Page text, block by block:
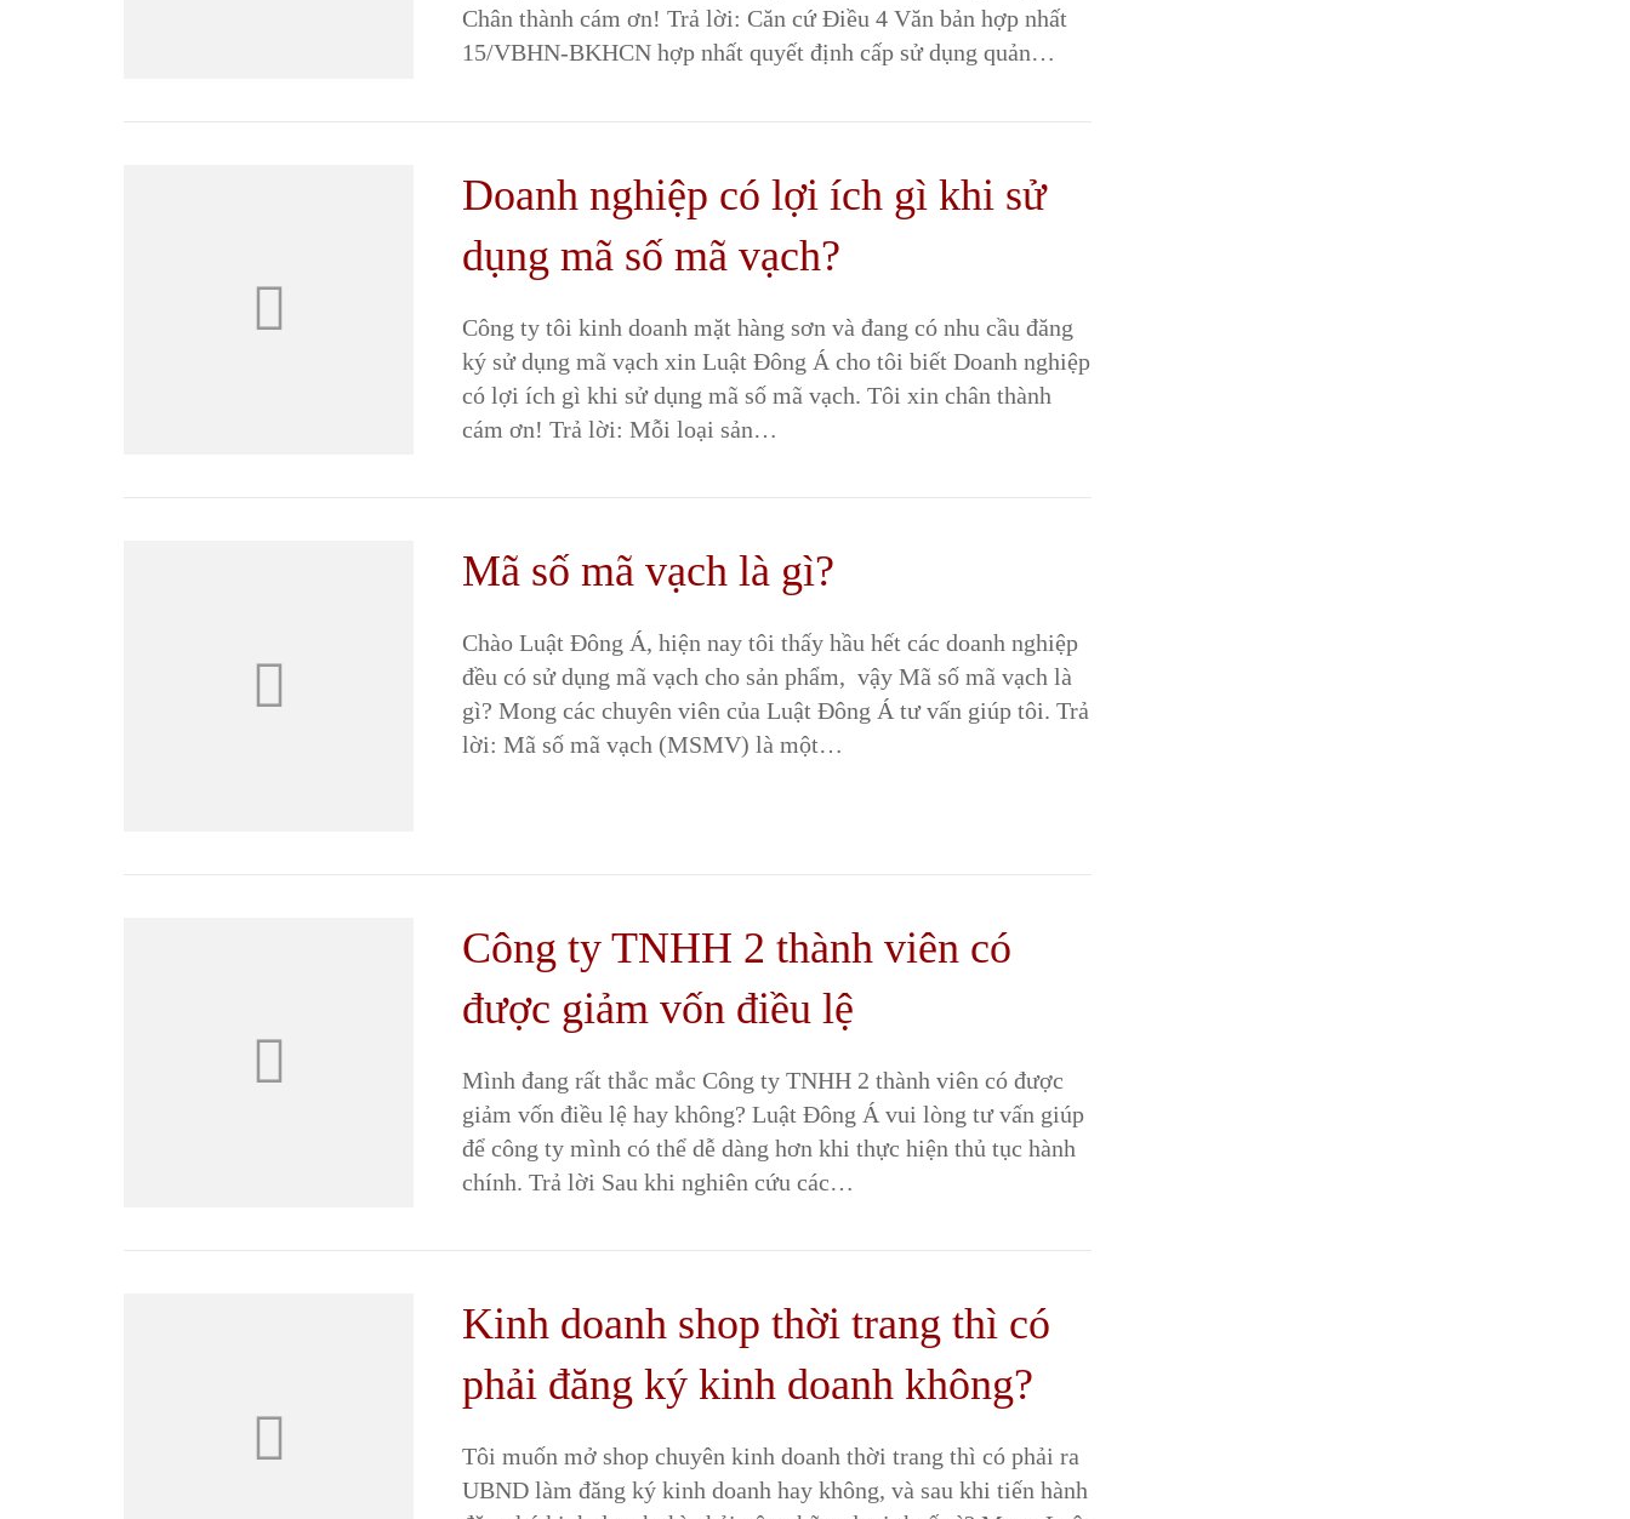
Chân thành cám ơn! Trả lời: Căn cứ Điều 4 Văn bản hợp nhất
15/VBHN-BKHCN hợp nhất quyết định cấp sử dụng quản…
Doanh nghiệp có lợi ích gì khi sử
dụng mã số mã vạch?
Công ty tôi kinh doanh mặt hàng sơn và đang có nhu cầu đăng
ký sử dụng mã vạch xin Luật Đông Á cho tôi biết Doanh nghiệp
có lợi ích gì khi sử dụng mã số mã vạch. Tôi xin chân thành
cám ơn! Trả lời: Mỗi loại sản…
Mã số mã vạch là gì?
Chào Luật Đông Á, hiện nay tôi thấy hầu hết các doanh nghiệp
đều có sử dụng mã vạch cho sản phẩm, vậy Mã số mã vạch là
gì? Mong các chuyên viên của Luật Đông Á tư vấn giúp tôi. Trả
lời: Mã số mã vạch (MSMV) là một…
Công ty TNHH 2 thành viên có
được giảm vốn điều lệ
Mình đang rất thắc mắc Công ty TNHH 2 thành viên có được
giảm vốn điều lệ hay không? Luật Đông Á vui lòng tư vấn giúp
để công ty mình có thể dễ dàng hơn khi thực hiện thủ tục hành
chính. Trả lời Sau khi nghiên cứu các…
Kinh doanh shop thời trang thì có
phải đăng ký kinh doanh không?
Tôi muốn mở shop chuyên kinh doanh thời trang thì có phải ra
UBND làm đăng ký kinh doanh hay không, và sau khi tiến hành